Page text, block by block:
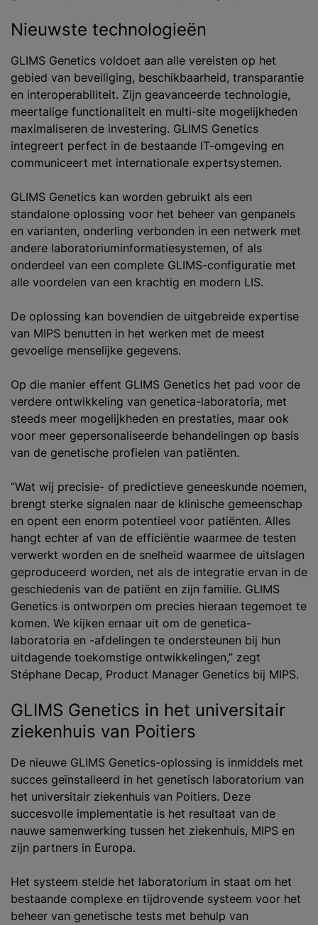
Nieuwste technologieën
GLIMS Genetics voldoet aan alle vereisten op het
gebied van beveiliging, beschikbaarheid, transparantie
en interoperabiliteit. Zijn geavanceerde technologie,
meertalige functionaliteit en multi-site mogelijkheden
maximaliseren de investering. GLIMS Genetics
integreert perfect in de bestaande IT-omgeving en
communiceert met internationale expertsystemen.
GLIMS Genetics kan worden gebruikt als een
standalone oplossing voor het beheer van genpanels
en varianten, onderling verbonden in een netwerk met
andere laboratoriuminformatiesystemen, of als
onderdeel van een complete GLIMS-configuratie met
alle voordelen van een krachtig en modern LIS.
De oplossing kan bovendien de uitgebreide expertise
van MIPS benutten in het werken met de meest
gevoelige menselijke gegevens.
Op die manier effent GLIMS Genetics het pad voor de
verdere ontwikkeling van genetica-laboratoria, met
steeds meer mogelijkheden en prestaties, maar ook
voor meer gepersonaliseerde behandelingen op basis
van de genetische profielen van patiënten.
“Wat wij precisie- of predictieve geneeskunde noemen,
brengt sterke signalen naar de klinische gemeenschap
en opent een enorm potentieel voor patiënten. Alles
hangt echter af van de efficiëntie waarmee de testen
verwerkt worden en de snelheid waarmee de uitslagen
geproduceerd worden, net als de integratie ervan in de
geschiedenis van de patiënt en zijn familie. GLIMS
Genetics is ontworpen om precies hieraan tegemoet te
komen. We kijken ernaar uit om de genetica-
laboratoria en -afdelingen te ondersteunen bij hun
uitdagende toekomstige ontwikkelingen,” zegt
Stéphane Decap, Product Manager Genetics bij MIPS.
GLIMS Genetics in het universitair
ziekenhuis van Poitiers
De nieuwe GLIMS Genetics-oplossing is inmiddels met
succes geïnstalleerd in het genetisch laboratorium van
het universitair ziekenhuis van Poitiers. Deze
succesvolle implementatie is het resultaat van de
nauwe samenwerking tussen het ziekenhuis, MIPS en
zijn partners in Europa.
Het systeem stelde het laboratorium in staat om het ​​
bestaande complexe en tijdrovende systeem voor het
beheer van genetische tests met behulp van